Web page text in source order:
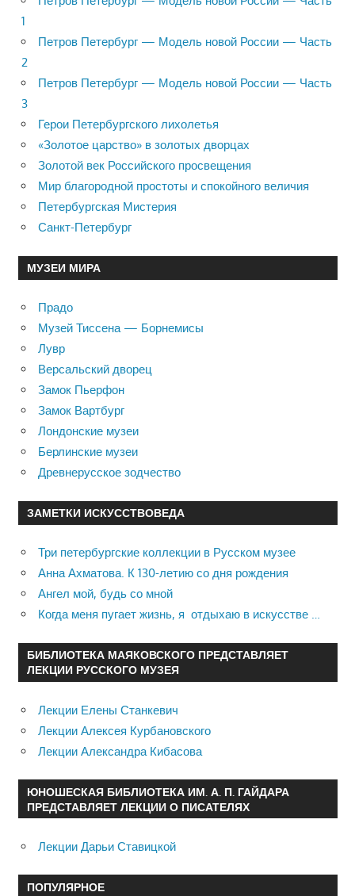
1
Петров Петербург — Модель новой России — Часть
2
Петров Петербург — Модель новой России — Часть
3
Герои Петербургского лихолетья
«Золотое царство» в золотых дворцах
Золотой век Российского просвещения
Мир благородной простоты и спокойного величия
Петербургская Мистерия
Санкт-Петербург
МУЗЕИ МИРА
Прадо
Музей Тиссена — Борнемисы
Лувр
Версальский дворец
Замок Пьерфон
Замок Вартбург
Лондонские музеи
Берлинские музеи
Древнерусское зодчество
ЗАМЕТКИ ИСКУССТВОВЕДА
Три петербургские коллекции в Русском музее
Анна Ахматова. К 130-летию со дня рождения
Ангел мой, будь со мной
Когда меня пугает жизнь, я отдыхаю в искусстве …
БИБЛИОТЕКА МАЯКОВСКОГО ПРЕДСТАВЛЯЕТ
ЛЕКЦИИ РУССКОГО МУЗЕЯ
Лекции Елены Станкевич
Лекции Алексея Курбановского
Лекции Александра Кибасова
ЮНОШЕСКАЯ БИБЛИОТЕКА ИМ. А. П. ГАЙДАРА
ПРЕДСТАВЛЯЕТ ЛЕКЦИИ О ПИСАТЕЛЯХ
Лекции Дарьи Ставицкой
ПОПУЛЯРНОЕ